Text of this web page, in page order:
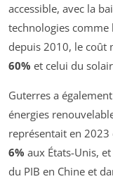
accessible, avec la
technologies comme
depuis 2010, le coût
60% et celui du
Guterres a
énergies
représentait en 2023
6% aux États-Unis,
du PIB en Chine et